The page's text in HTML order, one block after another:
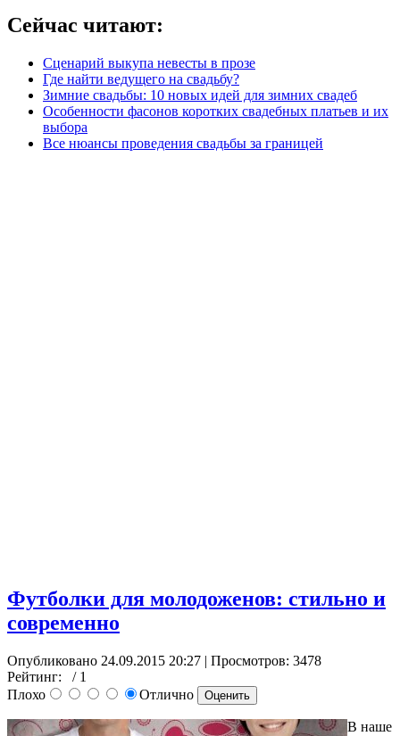
Сейчас читают:
Сценарий выкупа невесты в прозе
Где найти ведущего на свадьбу?
Зимние свадьбы: 10 новых идей для зимних свадеб
Особенности фасонов коротких свадебных платьев и их
выбора
Все нюансы проведения свадьбы за границей
Футболки для молодоженов: стильно и
современно
Опубликовано 24.09.2015 20:27 | Просмотров: 3478
Рейтинг:
/ 1
Плохо
Отлично
В наше